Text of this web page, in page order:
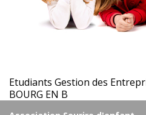
Etudiants Gestion des
BOURG EN B